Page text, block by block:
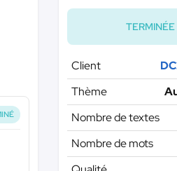
TERMINÉE
Client
Thème
Nombre de textes
Nombre de mots